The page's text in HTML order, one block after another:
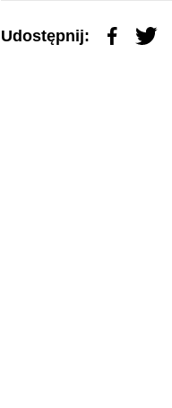
Udostępnij: